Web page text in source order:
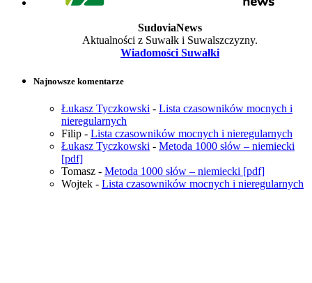
SudoviaNews
Aktualności z Suwałk i Suwalszczyzny.
Wiadomości Suwałki
Najnowsze komentarze
Łukasz Tyczkowski - Lista czasowników mocnych i
nieregularnych
Filip - Lista czasowników mocnych i nieregularnych
Łukasz Tyczkowski - Metoda 1000 słów – niemiecki
[pdf]
Tomasz - Metoda 1000 słów – niemiecki [pdf]
Wojtek - Lista czasowników mocnych i nieregularnych